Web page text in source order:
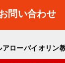
問い合わせ
アローバイオリン